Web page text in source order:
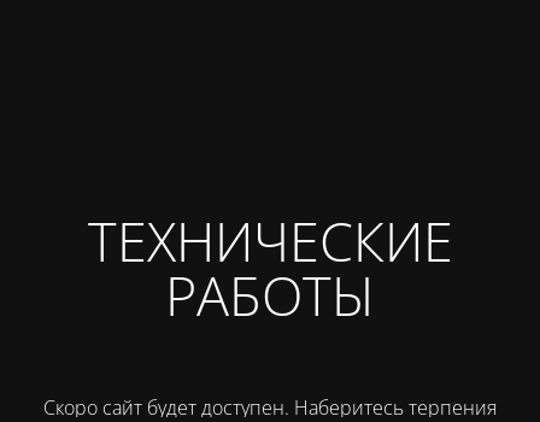
ТЕХНИЧЕСКИЕ
РАБОТЫ
Скоро сайт будет доступен. Наберитесь терпения